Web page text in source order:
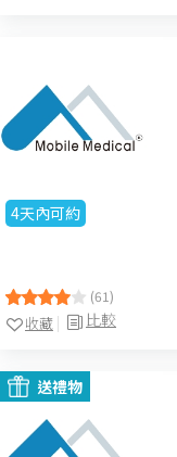
4天內可約
(61)
比較
收藏
送禮物